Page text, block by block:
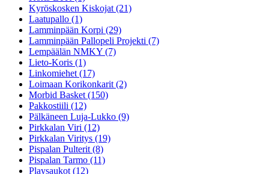
Kyröskosken Kiskojat (21)
Laatupallo (1)
Lamminpään Korpi (29)
Lamminpään Pallopeli Projekti (7)
Lempäälän NMKY (7)
Lieto-Koris (1)
Linkomiehet (17)
Loimaan Korikonkarit (2)
Morbid Basket (150)
Pakkostiili (12)
Pälkäneen Luja-Lukko (9)
Pirkkalan Viri (12)
Pirkkalan Viritys (19)
Pispalan Pulterit (8)
Pispalan Tarmo (11)
Playsaukot (12)